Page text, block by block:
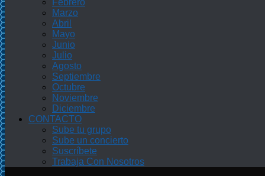
Febrero
Marzo
Abril
Mayo
Junio
Julio
Agosto
Septiembre
Octubre
Noviembre
Diciembre
CONTACTO
Sube tu grupo
Sube un concierto
Suscríbete
Trabaja Con Nosotros